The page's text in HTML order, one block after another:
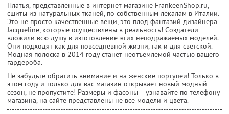
Платья, представленные в интернет-магазине FrankeenShop.ru,
сшиты из натуральных тканей, по собственным лекалам в Италии.
Это не просто качественные вещи, это плод фантазий дизайнера
Jacqueline, которые осуществлены в реальность! Создатели
вложили всю душу в изготовление этих неподражаемых моделей.
Они подходят как для повседневной жизни, так и для светской.
Модная полоска в 2014 году станет неотъемлемой частью вашего
гардероба.
Не забудьте обратить внимание и на женские портупеи! Только в
этом году и только для вас магазин открывает новый модный
сезон, не пропустите! Размеры и фасоны – узнавайте по телефону
магазина, на сайте представлены не все модели и цвета.